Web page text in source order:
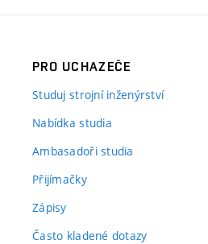
PRO UCHAZEČE
Studuj strojní inženýrství
Nabídka studia
Ambasadoři studia
Přijímačky
Zápisy
Často kladené dotazy